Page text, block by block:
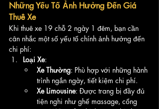
Những Yếu Tố Ảnh Hưởng Đến Giá
Thuê Xe
Khi thuê xe 19 chỗ 2 ngày 1 đêm, bạn cần
cân nhắc một số yếu tố chính ảnh hưởng đến
chi phí:
Loại Xe:
Xe Thường: Phù hợp với những hành
trình ngắn ngày, tiết kiệm chi phí.
Xe Limousine: Được trang bị đầy đủ
tiện nghi như ghế massage, cổng